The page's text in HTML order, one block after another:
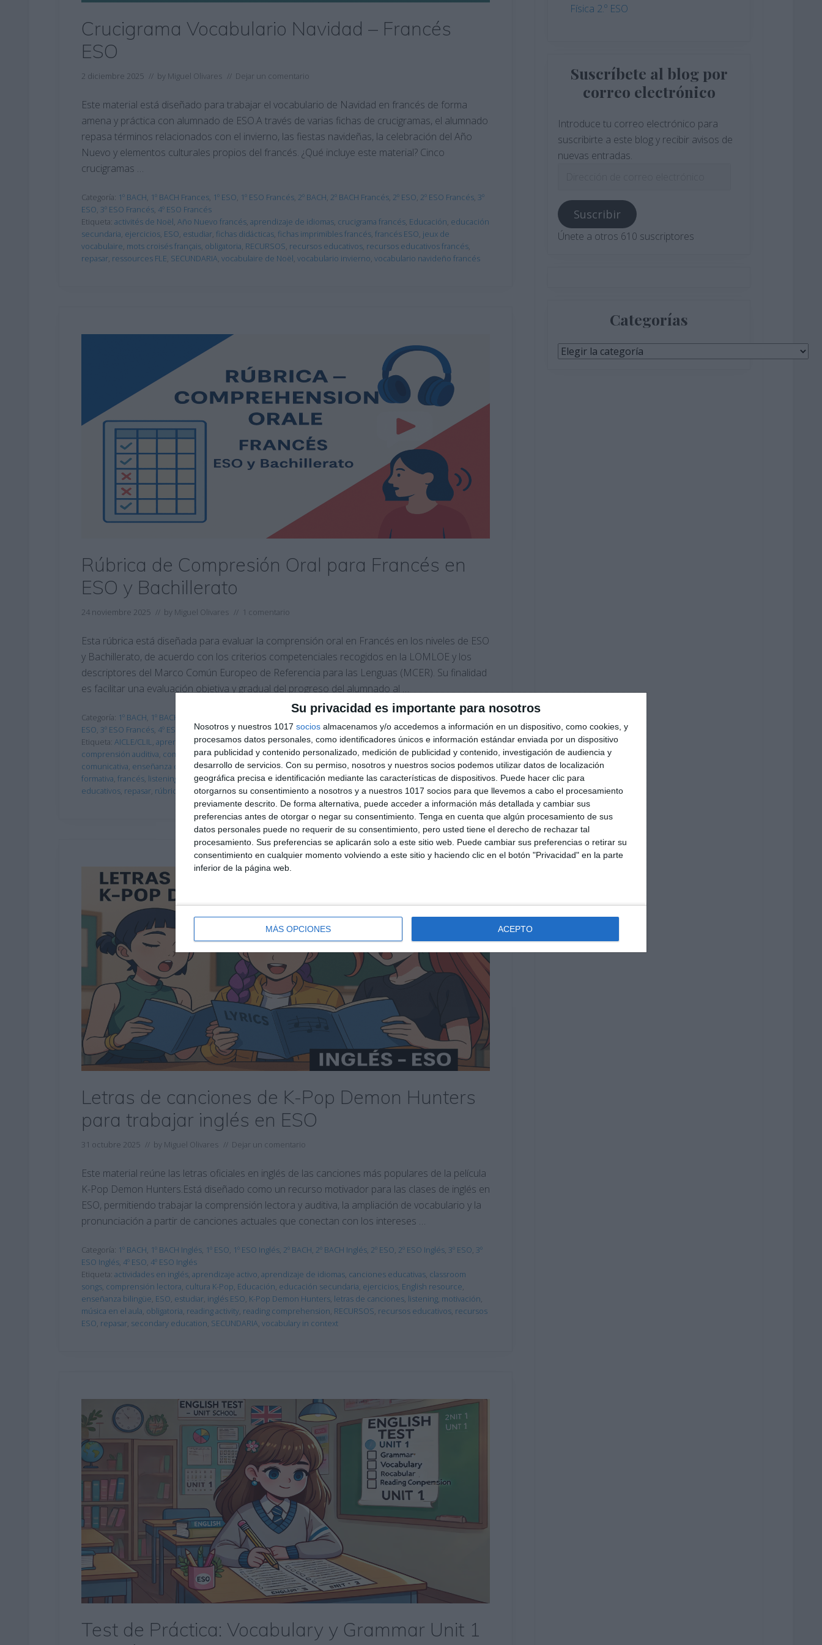
Su privacidad es importante para nosotros
Nosotros y nuestros 1017 socios almacenamos y/o accedemos a información en un dispositivo, como cookies, y
procesamos datos personales, como identificadores únicos e información estándar enviada por un dispositivo
para publicidad y contenido personalizado, medición de publicidad y contenido, investigación de audiencia y
desarrollo de servicios. Con su permiso, nosotros y nuestros socios podemos utilizar datos de localización
geográfica precisa e identificación mediante las características de dispositivos. Puede hacer clic para
otorgarnos su consentimiento a nosotros y a nuestros 1017 socios para que llevemos a cabo el procesamiento
previamente descrito. De forma alternativa, puede acceder a información más detallada y cambiar sus
preferencias antes de otorgar o negar su consentimiento. Tenga en cuenta que algún procesamiento de sus
datos personales puede no requerir de su consentimiento, pero usted tiene el derecho de rechazar tal
procesamiento. Sus preferencias se aplicarán solo a este sitio web. Puede cambiar sus preferencias o retirar su
consentimiento en cualquier momento volviendo a este sitio y haciendo clic en el botón "Privacidad" en la parte
inferior de la página web.
MÁS OPCIONES ACEPTO
Crucigrama Vocabulario Navidad – Francés
ESO
2 diciembre 2025 // by Miguel Olivares // Dejar un comentario
Este material está diseñado para trabajar el vocabulario de Navidad en francés de forma
amena y práctica con alumnado de ESO.A través de varias fichas de crucigramas, el alumnado
repasa términos relacionados con el invierno, las fiestas navideñas, la celebración del Año
Nuevo y elementos culturales propios del francés. ¿Qué incluye este material? Cinco
crucigramas …
Categoría: 1º BACH, 1º BACH Frances, 1º ESO, 1º ESO Francés, 2º BACH, 2º BACH Francés, 2º ESO, 2º ESO Francés, 3º
ESO, 3º ESO Francés, 4º ESO Francés
Etiqueta: activités de Noël, Año Nuevo francés, aprendizaje de idiomas, crucigrama francés, Educación, educación
secundaria, ejercicios, ESO, estudiar, fichas didácticas, fichas imprimibles francés, francés ESO, jeux de
vocabulaire, mots croisés français, obligatoria, RECURSOS, recursos educativos, recursos educativos francés,
repasar, ressources FLE, SECUNDARIA, vocabulaire de Noël, vocabulario invierno, vocabulario navideño francés
Rúbrica de Compresión Oral para Francés en
ESO y Bachillerato
24 noviembre 2025 // by Miguel Olivares // 1 comentario
Esta rúbrica está diseñada para evaluar la comprensión oral en Francés en los niveles de ESO
y Bachillerato, de acuerdo con los criterios competenciales recogidos en la LOMLOE y los
descriptores del Marco Común Europeo de Referencia para las Lenguas (MCER). Su finalidad
es facilitar una evaluación objetiva y gradual del progreso del alumnado al …
Categoría: 1º BACH, 1º BACH Frances 2º BACH 2º ESO 2º ESO Francés
ESO, 3º ESO Francés, 4º ESO
4º ESO Francés
Etiqueta: AICLE/CLIL, aprendizaje de idiomas, aula bilingüe,Bachillerato, CEFR,competencia lingüística,
comprensión auditiva, comprensión oral,DELF scolaire,Educación,educación secundaria,ejercicios,enseñanza
comunicativa, enseñanza de francés,ESO, estrategias de escucha,estudiar ,evaluación competencial,evaluación
formativa, francés, listening LOMLOE,materiales educativos,obligatoria,portfolio lingüístico,RECURSOS,recursos
educativos, repasar, rúbrica SECUNDARIA
Letras de canciones de K-Pop Demon Hunters
para trabajar inglés en ESO
31 octubre 2025 // by Miguel Olivares // Dejar un comentario
Este material reúne las letras oficiales en inglés de las canciones más populares de la película
K-Pop Demon Hunters.Está diseñado como un recurso motivador para las clases de inglés en
ESO, permitiendo trabajar la comprensión lectora y auditiva, la ampliación de vocabulario y la
pronunciación a partir de canciones actuales que conectan con los intereses …
Categoría: 1º BACH, 1º BACH Inglés, 1º ESO, 1º ESO Inglés, 2º BACH, 2º BACH Inglés, 2º ESO, 2º ESO Inglés, 3º ESO, 3º
ESO Inglés, 4º ESO, 4º ESO Inglés
Etiqueta: actividades en inglés, aprendizaje activo, aprendizaje de idiomas, canciones educativas, classroom
songs, comprensión lectora, cultura K-Pop, Educación, educación secundaria, ejercicios, English resource,
enseñanza bilingüe, ESO, estudiar, inglés ESO, K-Pop Demon Hunters, letras de canciones, listening, motivación,
música en el aula, obligatoria, reading activity, reading comprehension, RECURSOS, recursos educativos, recursos
ESO, repasar, secondary education, SECUNDARIA, vocabulary in context
Test de Práctica: Vocabulary y Grammar Unit 1
Física 2.º ESO
Suscríbete al blog por
correo electrónico
Introduce tu correo electrónico para
suscribirte a este blog y recibir avisos de
nuevas entradas.
correo
electrónico
Suscribir
Únete a otros 610 suscriptores
Categorías
Categorías